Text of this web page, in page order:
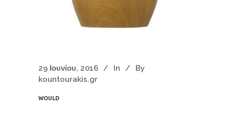
29 Ιουνίου, 2016 In
By
kountourakis.gr
WOULD